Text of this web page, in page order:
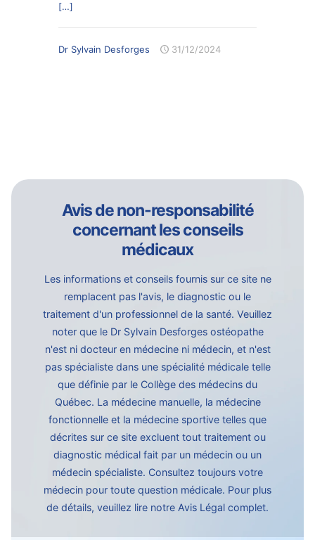
[…]
Dr Sylvain Desforges 31/12/2024
Avis de non-responsabilité
concernant les conseils
médicaux
Les informations et conseils fournis sur ce site ne
remplacent pas l'avis, le diagnostic ou le
traitement d'un professionnel de la santé. Veuillez
noter que le Dr Sylvain Desforges ostéopathe
n'est ni docteur en médecine ni médecin, et n'est
pas spécialiste dans une spécialité médicale telle
que définie par le Collège des médecins du
Québec. La médecine manuelle, la médecine
fonctionnelle et la médecine sportive telles que
décrites sur ce site excluent tout traitement ou
diagnostic médical fait par un médecin ou un
médecin spécialiste. Consultez toujours votre
médecin pour toute question médicale. Pour plus
de détails, veuillez lire notre Avis Légal complet.